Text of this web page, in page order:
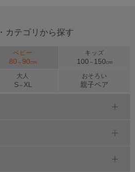
カテゴリから探す
ベビー
80 ～90cm
キッズ
100 ～ 150cm
大人
S～ XL
おそろい
親子ペア